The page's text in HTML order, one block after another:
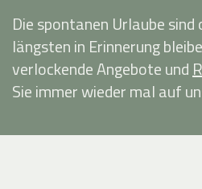
Die spontanen Urlaube
längsten in Erinnerung
verlockende Angebote und
Sie immer wieder mal auf